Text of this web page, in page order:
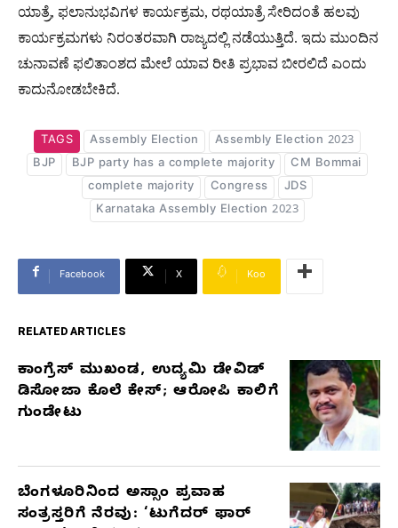
ಯಾತ್ರೆ, ಫಲಾನುಭವಿಗಳ ಕಾರ್ಯಕ್ರಮ, ರಥಯಾತ್ರೆ ಸೇರಿದಂತೆ ಹಲವು
ಕಾರ್ಯಕ್ರಮಗಳು ನಿರಂತರವಾಗಿ ರಾಜ್ಯದಲ್ಲಿ ನಡೆಯುತ್ತಿದೆ. ಇದು ಮುಂದಿನ
ಚುನಾವಣೆ ಫಲಿತಾಂಶದ ಮೇಲೆ ಯಾವ ರೀತಿ ಪ್ರಭಾವ ಬೀರಲಿದೆ ಎಂದು
ಕಾದುನೋಡಬೇಕಿದೆ.
TAGS Assembly Election
Assembly Election 2023
BJP
BJP party has a complete majority
CM Bommai
complete majority
Congress
JDS
Karnataka Assembly Election 2023
Facebook X Koo
RELATED ARTICLES
RELATED
ಕಾಂಗ್ರೆಸ್‌ ಮುಖಂಡ, ಉದ್ಯಮಿ ಡೇವಿಡ್‌
ಡಿಸೋಜಾ ಕೊಲೆ ಕೇಸ್;‌ ಆರೋಪಿ ಕಾಲಿಗೆ
ಗುಂಡೇಟು
ಬೆಂಗಳೂರಿನಿಂದ ಅಸ್ಸಾಂ ಪ್ರವಾಹ
ಸಂತ್ರಸ್ತರಿಗೆ ನೆರವು: ‘ಟುಗೆದರ್ ಫಾರ್